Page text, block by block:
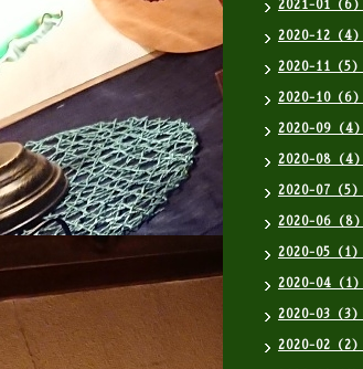
2021-01（6）
2020-12（4）
2020-11（5）
2020-10（6）
2020-09（4）
2020-08（4）
2020-07（5）
2020-06（8）
2020-05（1）
2020-04（1）
2020-03（3）
2020-02（2）